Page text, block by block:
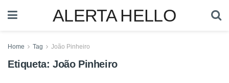
ALERTA HELLO
Home Tag João Pinheiro
Etiqueta: João Pinheiro